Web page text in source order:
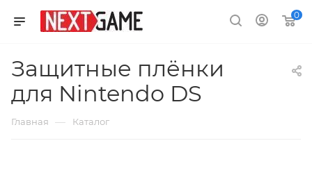
0
Защитные плёнки
для Nintendo DS
Главная — Каталог